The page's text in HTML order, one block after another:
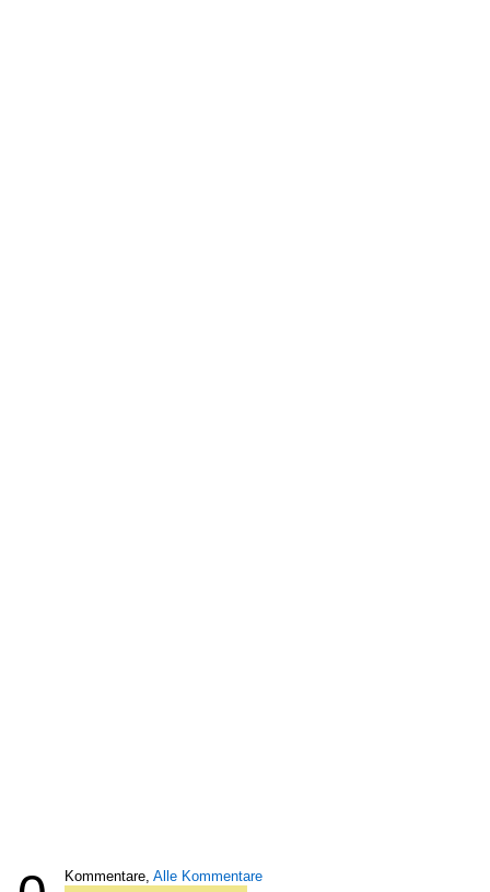
Kommentare, Alle Kommentare